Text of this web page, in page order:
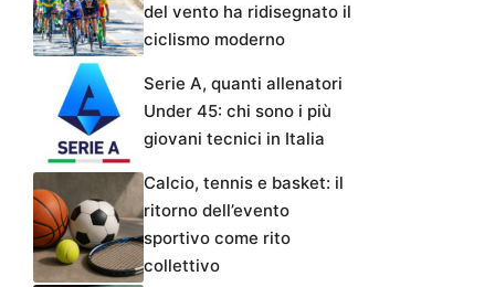
del vento ha ridisegnato il
ciclismo moderno
Serie A, quanti allenatori
Under 45: chi sono i più
giovani tecnici in Italia
Calcio, tennis e basket: il
ritorno dell’evento
sportivo come rito
collettivo